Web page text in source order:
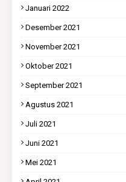
Januari 2022
Desember 2021
November 2021
Oktober 2021
September 2021
Agustus 2021
Juli 2021
Juni 2021
Mei 2021